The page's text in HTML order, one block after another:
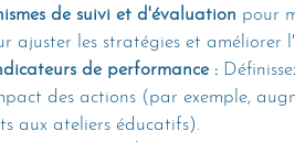
de suivi et d'évaluation pour
ajuster les stratégies et améliorer
de performance :
des actions (par exemple,
aux ateliers éducatifs).